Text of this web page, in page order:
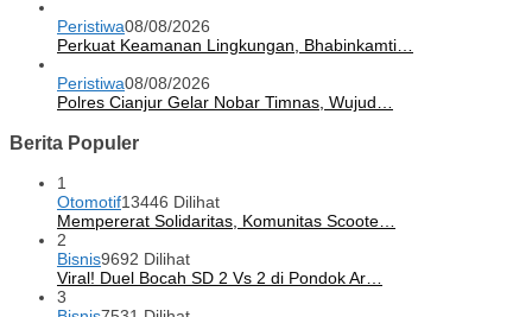
Peristiwa08/08/2026
Perkuat Keamanan Lingkungan, Bhabinkamti…
Peristiwa08/08/2026
Polres Cianjur Gelar Nobar Timnas, Wujud…
Berita Populer
1
Otomotif13446 Dilihat
Mempererat Solidaritas, Komunitas Scoote…
2
Bisnis9692 Dilihat
Viral! Duel Bocah SD 2 Vs 2 di Pondok Ar…
3